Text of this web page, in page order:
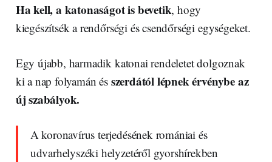
Ha kell, a katonaságot is bevetik, hogy
kiegészítsék a rendőrségi és csendőrségi egységeket.
Egy újabb, harmadik katonai rendeletet dolgoznak
ki a nap folyamán és szerdától lépnek érvénybe az
új szabályok.
A koronavírus terjedésének romániai és
udvarhelyszéki helyzetéről gyorshírekben